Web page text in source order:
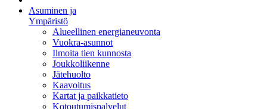
Asuminen ja
Ympäristö
Alueellinen energianeuvonta
Vuokra-asunnot
Ilmoita tien kunnosta
Joukkoliikenne
Jätehuolto
Kaavoitus
Kartat ja paikkatieto
Kotoutumispalvelut